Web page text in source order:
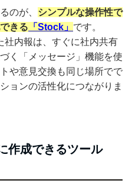
のが、 シンプルな操作性で
きる 「Stock」 です。
社内報は、すぐに社内共有
く「メッセージ」機能を使
や意見交換も同じ場所でで
ョンの活性化につながりま
作成できるツール